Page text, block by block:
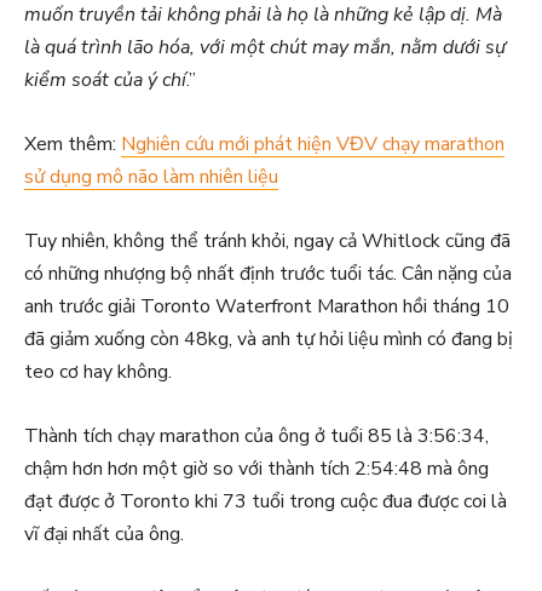
muốn truyền tải không phải là họ là những kẻ lập dị. Mà
là quá trình lão hóa, với một chút may mắn, nằm dưới sự
kiểm soát của ý chí.”
Xem thêm: Nghiên cứu mới phát hiện VĐV chạy marathon
sử dụng mô não làm nhiên liệu
Tuy nhiên, không thể tránh khỏi, ngay cả Whitlock cũng đã
có những nhượng bộ nhất định trước tuổi tác. Cân nặng của
anh trước giải Toronto Waterfront Marathon hồi tháng 10
đã giảm xuống còn 48kg, và anh tự hỏi liệu mình có đang bị
teo cơ hay không.
Thành tích chạy marathon của ông ở tuổi 85 là 3:56:34,
chậm hơn hơn một giờ so với thành tích 2:54:48 mà ông
đạt được ở Toronto khi 73 tuổi trong cuộc đua được coi là
vĩ đại nhất của ông.